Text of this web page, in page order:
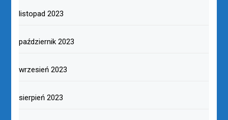
listopad 2023
październik 2023
wrzesień 2023
sierpień 2023